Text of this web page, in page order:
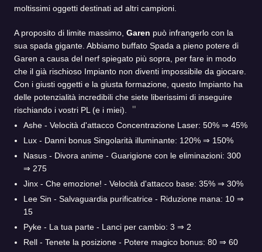
moltissimi oggetti destinati ad altri campioni.
A proposito di limite massimo, Garen può infrangerlo con la
sua spada gigante. Abbiamo buffato Spada a pieno potere di
Garen a causa del nerf spiegato più sopra, per fare in modo
che il già rischioso Impianto non diventi impossibile da giocare.
Con i giusti oggetti e la giusta formazione, questo Impianto ha
delle potenzialità incredibili che siete liberissimi di inseguire
rischiando i vostri PL (e i miei).
Ashe - Velocità d'attacco Concentrazione Laser: 50% ⇒ 45%
Lux - Danni bonus Singolarità illuminante: 120% ⇒ 150%
Nasus - Divora anime - Guarigione con le eliminazioni: 300
⇒ 275
Jinx - Che emozione! - Velocità d'attacco base: 35% ⇒ 30%
Lee Sin - Salvaguardia purificatrice - Riduzione mana: 10 ⇒
15
Pyke - La tua parte - Lanci per cambio: 3 ⇒ 2
Rell - Tenete la posizione - Potere magico bonus: 80 ⇒ 60